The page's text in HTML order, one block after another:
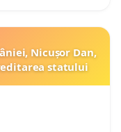
Nicușor Dan,
statului